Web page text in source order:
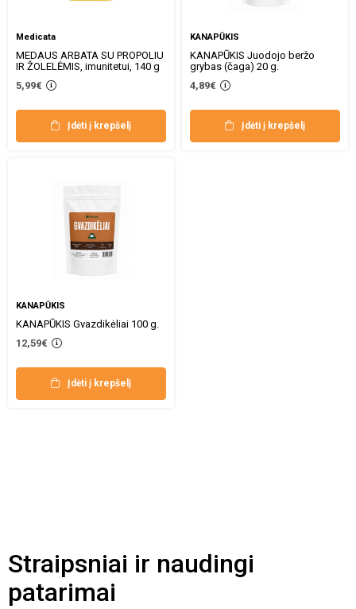
Medicata
MEDAUS ARBATA SU PROPOLIU
IR ŽOLELĖMIS, imunitetui, 140 g
5,99€
Įdėti į krepšelį
KANAPŪKIS
KANAPŪKIS Juodojo beržo
grybas (čaga) 20 g.
4,89€
Įdėti į krepšelį
KANAPŪKIS
KANAPŪKIS Gvazdikėliai 100 g.
12,59€
Įdėti į krepšelį
Straipsniai ir naudingi
patarimai